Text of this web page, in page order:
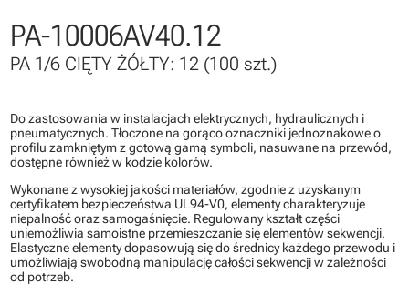
PA-10006AV40.12
PA 1/6 CIĘTY ŻÓŁTY: 12 (100 szt.)
Do zastosowania w instalacjach elektrycznych, hydraulicznych i
pneumatycznych. Tłoczone na gorąco oznaczniki jednoznakowe o
profilu zamkniętym z gotową gamą symboli, nasuwane na przewód,
dostępne również w kodzie kolorów.
Wykonane z wysokiej jakości materiałów, zgodnie z uzyskanym
certyfikatem bezpieczeństwa UL94-V0, elementy charakteryzuje
niepalność oraz samogaśnięcie. Regulowany kształt części
uniemożliwia samoistne przemieszczanie się elementów sekwencji.
Elastyczne elementy dopasowują się do średnicy każdego przewodu i
umożliwiają swobodną manipulację całości sekwencji w zależności
od potrzeb.